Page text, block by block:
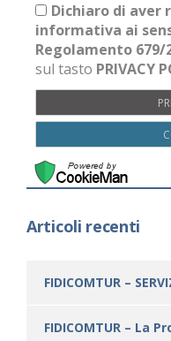
Dichiaro di aver
informativa ai
Regolamento 679/
sul tasto PRIVACY
Articoli recenti
FIDICOMTUR –